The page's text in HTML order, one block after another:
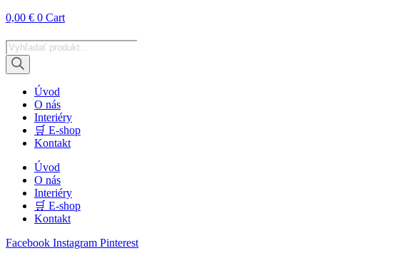
0,00 € 0 Cart
Products
search
Úvod
O nás
Interiéry
🛒 E-shop
Kontakt
Úvod
O nás
Interiéry
🛒 E-shop
Kontakt
Facebook Instagram Pinterest